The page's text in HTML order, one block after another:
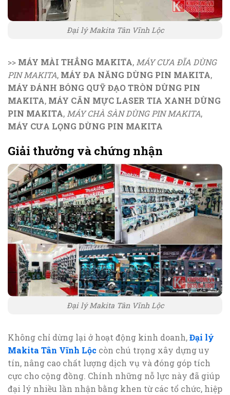
Đại lý Makita Tân Vĩnh Lộc
>> MÁY MÀI THẲNG MAKITA, MÁY CƯA ĐĨA DÙNG
PIN MAKITA, MÁY ĐA NĂNG DÙNG PIN MAKITA,
MÁY ĐÁNH BÓNG QUỸ ĐẠO TRÒN DÙNG PIN
MAKITA, MÁY CÂN MỰC LASER TIA XANH DÙNG
PIN MAKITA, MÁY CHÀ SÀN DÙNG PIN MAKITA,
MÁY CƯA LỌNG DÙNG PIN MAKITA
Giải thưởng và chứng nhận
Đại lý Makita Tân Vĩnh Lộc
Không chỉ dừng lại ở hoạt động kinh doanh,Đại lý
Makita Tân Vĩnh Lộc còn chú trọng xây dựng uy
tín, nâng cao chất lượng dịch vụ và đóng góp tích
cực cho cộng đồng. Chính những nỗ lực này đã giúp
đại lý nhiều lần nhận bằng khen từ các tổ chức, hiệp